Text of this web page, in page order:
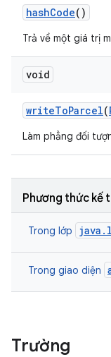
hashCode()
Trả về một giá trị
void
writeToParcel(
Làm phẳng đối
Phương thức kế
Trong lớp
Trong giao diện
Trường